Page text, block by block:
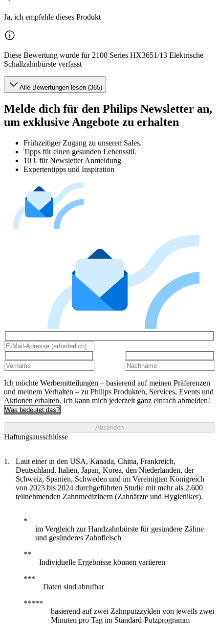
Ja, ich empfehle dieses Produkt
Diese Bewertung wurde für 2100 Series HX3651/13 Elektrische
Schallzahnbürste verfasst
Alle Bewertungen lesen (365)
Melde dich für den Philips Newsletter an,
um exklusive Angebote zu erhalten
Frühzeitiger Zugang zu unseren Sales.
Tipps für einen gesunden Lebensstil.
10 € für Newsletter Anmeldung
Expertentipps und Inspiration
Ich möchte Werbemitteilungen – basierend auf meinen Präferenzen
und meinem Verhalten – zu Philips Produkten, Services, Events und
Aktionen erhalten. Ich kann mich jederzeit ganz einfach abmelden!
Was bedeutet das?
Absenden
Haftungsausschlüsse
Laut einer in den USA, Kanada, China, Frankreich,
Deutschland, Italien, Japan, Korea, den Niederlanden, der
Schweiz, Spanien, Schweden und im Vereinigten Königreich
von 2023 bis 2024 durchgeführten Studie mit mehr als 2.600
teilnehmenden Zahnmedizinern (Zahnärzte und Hygieniker).
im Vergleich zur Handzahnbürste für gesündere Zähne
und gesünderes Zahnfleisch
Individuelle Ergebnisse können variieren
Daten sind abrufbar
basierend auf zwei Zahnputzzyklen von jeweils zwei
Minuten pro Tag im Standard-Putzprogramm